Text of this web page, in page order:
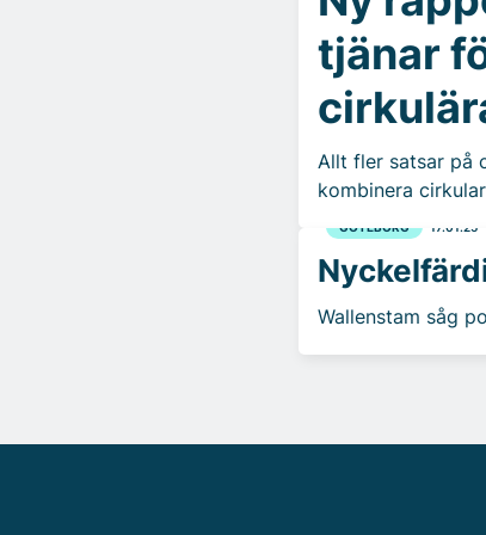
tjänar
Allt fler satsar på
kombinera
GÖTEBORG 17.01.25
Wallenstam såg